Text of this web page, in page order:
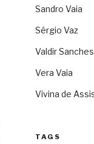
Sandro Vaia
Sérgio Vaz
Valdir Sanches
Vera Vaia
Vivina de
TAGS